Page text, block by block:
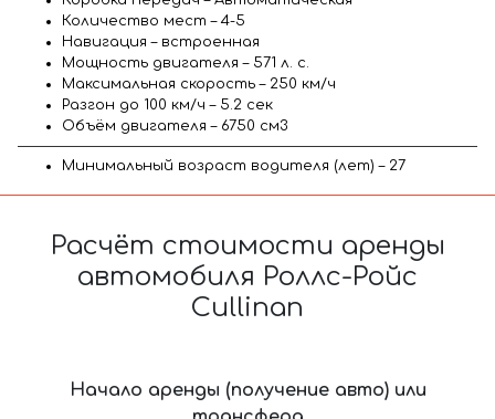
Количество мест – 4-5
Навигация – встроенная
Мощность двигателя – 571 л. с.
Максимальная скорость – 250 км/ч
Разгон до 100 км/ч – 5.2 сек
Объём двигателя – 6750 см3
Минимальный возраст водителя (лет) – 27
Расчёт стоимости аренды
автомобиля Роллс-Ройс
Cullinan
Начало аренды (получение авто) или